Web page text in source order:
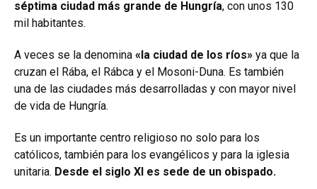
séptima ciudad más grande de Hungría, con unos 130
mil habitantes.
A veces se la denomina «la ciudad de los ríos» ya que la
cruzan el Rába, el Rábca y el Mosoni-Duna. Es también
una de las ciudades más desarrolladas y con mayor nivel
de vida de Hungría.
Es un importante centro religioso no solo para los
católicos, también para los evangélicos y para la iglesia
unitaria. Desde el siglo XI es sede de un obispado.